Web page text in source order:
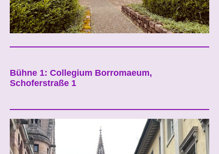
Bühne 1: Collegium Borromaeum,
Schoferstraße 1